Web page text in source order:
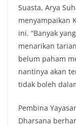
Suasta, Arya
menyampaikan
ini. “Banyak
menarikan
belum paham
nantinya akan
tidak boleh
Pembina
Dharsana